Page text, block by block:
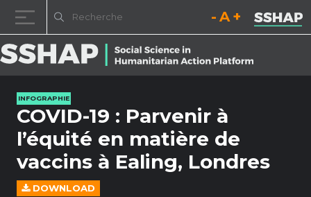
Diminuez la taille de la
Réinitialisez la
INFOGRAPHIE
COVID-19 : Parvenir à
l’équité en matière de
vaccins à Ealing, Londres
DOWNLOAD